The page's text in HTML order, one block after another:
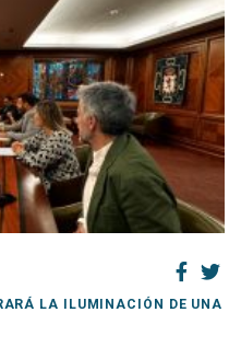
LA ILUMINACIÓN DE UNA